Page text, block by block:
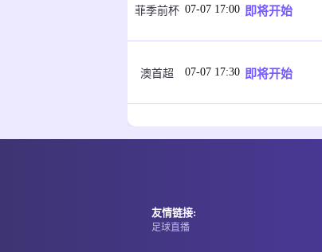
菲季前杯 07-07 17:00 即将开始
澳首超 07-07 17:30 即将开始
澳昆超 即将开始
友情链接:
足球直播